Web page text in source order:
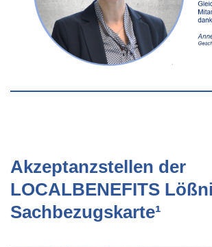
Akzeptanzstellen der
LOCALBENEFITS
Sachbezugskarte¹